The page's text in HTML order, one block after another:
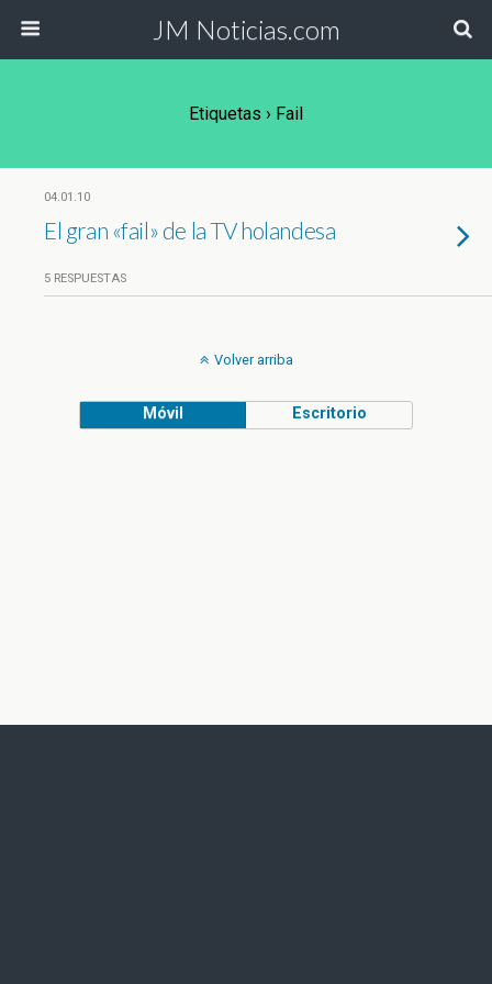
JM Noticias.com
Etiquetas › Fail
04.01.10
El gran «fail» de la TV holandesa
5 RESPUESTAS
Volver arriba
Móvil Escritorio